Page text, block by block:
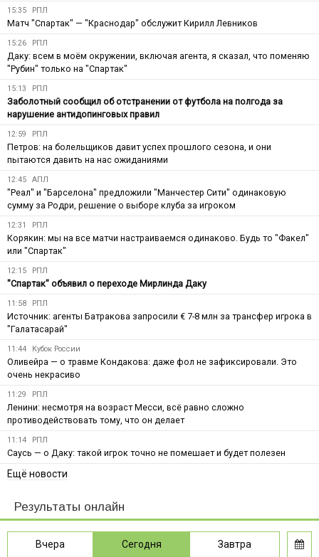
15:35 РПЛ
Матч "Спартак" — "Краснодар" обслужит Кирилл Левников
15:26 РПЛ
Даку: всем в моём окружении, включая агента, я сказал, что поменяю
"Рубин" только на "Спартак"
15:13 РПЛ
Заболотный сообщил об отстранении от футбола на полгода за
нарушение антидопинговых правил
12:59 РПЛ
Петров: на болельщиков давит успех прошлого сезона, и они
пытаются давить на нас ожиданиями
12:45 АПЛ
"Реал" и "Барселона" предложили "Манчестер Сити" одинаковую
сумму за Родри, решение о выборе клуба за игроком
12:31 РПЛ
Корякин: мы на все матчи настраиваемся одинаково. Будь то "Факел"
или "Спартак"
12:15 РПЛ
"Спартак" объявил о переходе Мирлинда Даку
11:58 РПЛ
Источник: агенты Батракова запросили € 7-8 млн за трансфер игрока в
"Галатасарай"
11:44 Кубок России
Оливейра — о травме Кондакова: даже фол не зафиксировали. Это
очень некрасиво
11:29 РПЛ
Ленини: несмотря на возраст Месси, всё равно сложно
противодействовать тому, что он делает
11:14 РПЛ
Саусь — о Даку: такой игрок точно не помешает и будет полезен
Ещё новости
Результаты онлайн
Вчера Сегодня Завтра